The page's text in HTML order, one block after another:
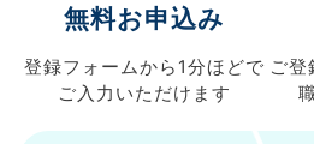
無料お申込み
登録フォームから 1分ほどで
ご入力 いただけます
ご登